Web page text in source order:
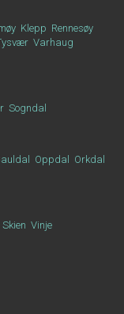
Klepp Rennesøy
Varhaug
Sogndal
Oppdal
Orkdal
Skien Vinje